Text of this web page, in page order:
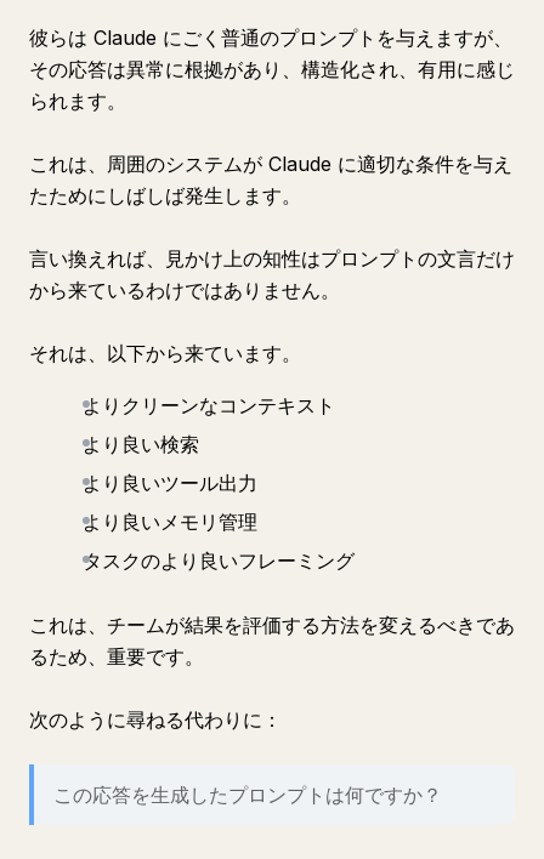
彼らは Claude にごく普通のプロンプトを与えますが、
その応答は異常に根拠があり、構造化され、有用に感じ
られます。
これは、周囲のシステムが Claude に適切な条件を与え
たためにしばしば発生します。
言い換えれば、見かけ上の知性はプロンプトの文言だけ
から来ているわけではありません。
それは、以下から来ています。
よりクリーンなコンテキスト
より良い検索
より良いツール出力
より良いメモリ管理
タスクのより良いフレーミング
これは、チームが結果を評価する方法を変えるべきであ
るため、重要です。
次のように尋ねる代わりに：
この応答を生成したプロンプトは何ですか？